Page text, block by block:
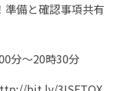
準備と確認事項共有
分〜20時30分